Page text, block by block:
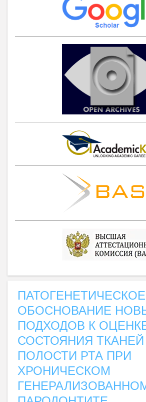
ПАТОГЕНЕТИЧЕСКОЕ
ОБОСНОВАНИЕ
ПОДХОДОВ К
СОСТОЯНИЯ ТКАНЕЙ
ПОЛОСТИ РТА ПРИ
ХРОНИЧЕСКОМ